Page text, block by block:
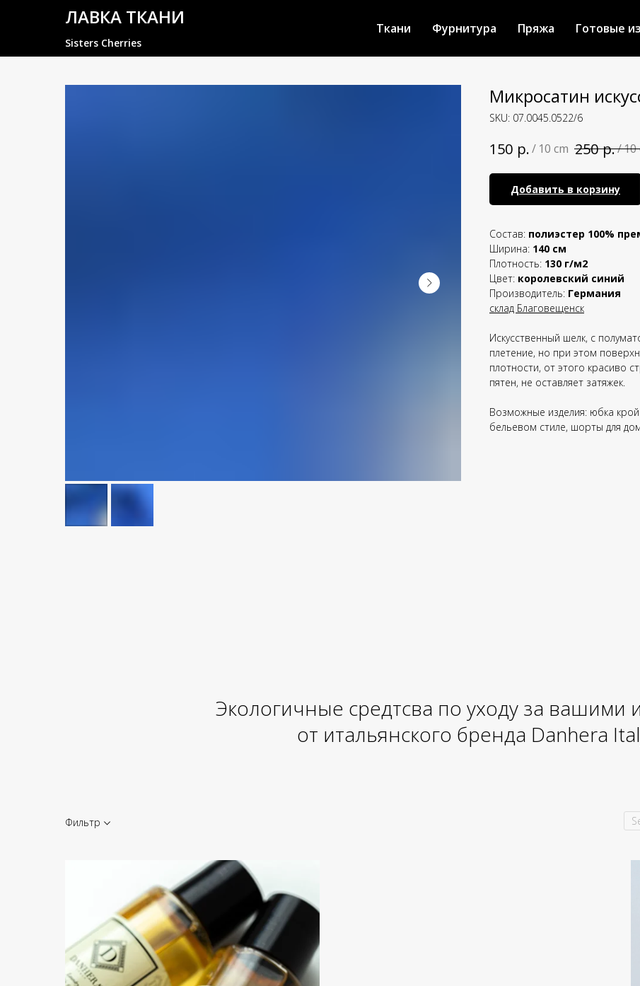
ЛАВКА ТКАНИ
Sisters Cherries
Ткани Фурнитура Пряжа Готовые
Микросатин
SKU: 07.0045.0522/6
150 р./ 10 cm 250 р./10
Добавить в корзину
Состав: полиэстер 100%
Ширина: 140 см
Плотность: 130 г/м2
Цвет: королевский синий
Производитель: Германия
склад Благовещенск
Искусственный шелк, с
плетение, но при этом
плотности, от этого красиво
пятен, не оставляет затяжек.
Возможные изделия: юбка
бельевом стиле, шорты для
Экологичные средтсва по уходу за вашими
от итальянского бренда Danhera
Фильтр